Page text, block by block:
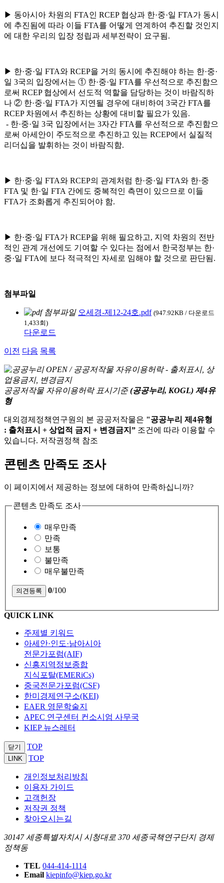
▶ 동아시아 차원의 FTA인 RCEP 협상과 한·중·일 FTA가 동시
에 추진됨에 따라 이들 FTA를 어떻게 연계하여 추진할 것인지
에 대한 우리의 입장 정립과 세부전략이 요구됨.
▶ 한·중·일 FTA와 RCEP을 거의 동시에 추진해야 하는 한·중·
일 3국의 입장에서는 ① 한·중·일 FTA를 우선적으로 추진함으
로써 RCEP 협상에서 선도적 역할을 담당하는 것이 바람직하
나 ② 한·중·일 FTA가 지연될 경우에 대비하여 3국간 FTA를
RCEP 차원에서 추진하는 상황에 대비할 필요가 있음.
- 한·중·일 3국 입장에서는 3자간 FTA를 우선적으로 추진함으
로써 아세안이 주도적으로 추진하고 있는 RCEP에서 실질적
리더십을 발휘하는 것이 바람직함.
▶ 한·중·일 FTA와 RCEP의 관계처럼 한·중·일 FTA와 한·중
FTA 및 한·일 FTA 간에도 중복적인 측면이 있으므로 이들
FTA가 조화롭게 추진되어야 함.
▶ 한·중·일 FTA가 RCEP을 위해 필요하고, 지역 차원의 전반
적인 관계 개선에도 기여할 수 있다는 점에서 한국정부는 한·
중·일 FTA에 보다 적극적인 자세로 임해야 할 것으로 판단됨.
첨부파일
오세경-제12-24호.pdf (947.92KB / 다운로드
1,433회)
다운로드
이전 다음 목록
공공저작물 자유이용허락 표시기준 (공공누리, KOGL) 제4유
형
대외경제정책연구원의 본 공공저작물은 "공공누리 제4유형
: 출처표시 + 상업적 금지 + 변경금지” 조건에 따라 이용할 수
있습니다. 저작권정책 참조
콘텐츠 만족도 조사
이 페이지에서 제공하는 정보에 대하여 만족하십니까?
콘텐츠 만족도 조사
매우만족
만족
보통
불만족
매우불만족
0/100
QUICK LINK
주제별 키워드
아세안·인도·남아시아
전문가포럼(AIF)
신흥지역정보종합
지식포탈(EMERiCs)
중국전문가포럼(CSF)
한미경제연구소(KEI)
EAER 영문학술지
APEC 연구센터 컨소시엄 사무국
KIEP 뉴스레터
닫기 TOP
LINK TOP
개인정보처리방침
이용자 가이드
고객헌장
저작권 정책
찾아오시는길
30147 세종특별자치시 시청대로 370 세종국책연구단지 경제
정책동
TEL 044-414-1114
Email kiepinfo@kiep.go.kr